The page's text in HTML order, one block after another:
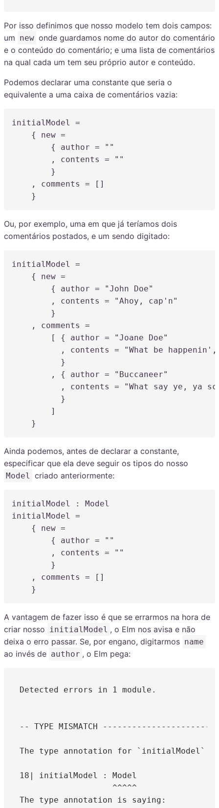
Por isso definimos que nosso modelo tem dois campos:
um new onde guardamos nome do autor do comentário
e o conteúdo do comentário; e uma lista de comentários
na qual cada um tem seu próprio autor e conteúdo.
Podemos declarar uma constante que seria o
equivalente a uma caixa de comentários vazia:
initialModel
=
    { new
=
        { author
=
""
,
contents =
""
        }
,
comments = []
    }
Ou, por exemplo, uma em que já teríamos dois
comentários postados, e um sendo digitado:
initialModel
=
    { new
=
        { author
=
"John Doe"
,
contents =
"Ahoy, cap'n"
        }
,
comments =
        [ { author
=
"Joane Doe"
,
contents =
"What be happenin',
          }
,
{ author =
"Buccaneer"
,
contents =
"What say ye, ya
          }
        ]
    }
Ainda podemos, antes de declarar a constante,
especificar que ela deve seguir os tipos do nosso
Model criado anteriormente:
initialModel :
initialModel
=
    { new
=
        { author
=
""
,
contents =
""
        }
,
comments = []
    }
A vantagem de fazer isso é que se errarmos na hora de
criar nosso initialModel , o Elm nos avisa e não
deixa o erro passar. Se, por engano, digitarmos name
ao invés de author , o Elm pega:
Detected errors in 1 module.
-- TYPE MISMATCH
The type annotation for `initialModel`
18| initialModel : Model
                   ^^^^^
The type annotation is saying: